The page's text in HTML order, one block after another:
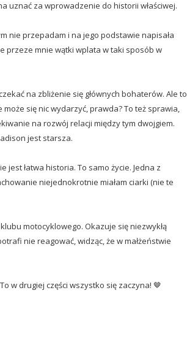
uznać za wprowadzenie do historii właściwej.
nie przepadam i na jego podstawie napisała
przeze mnie wątki wplata w taki sposób w
na zbliżenie się głównych bohaterów. Ale to
się nic wydarzyć, prawda? To też sprawia,
na rozwój relacji między tym dwojgiem.
jest starsza.
łatwa historia. To samo życie. Jedna z
niejednokrotnie miałam ciarki (nie te
motocyklowego. Okazuje się niezwykłą
nie reagować, widząc, że w małżeństwie
w drugiej części wszystko się zaczyna! 🤎